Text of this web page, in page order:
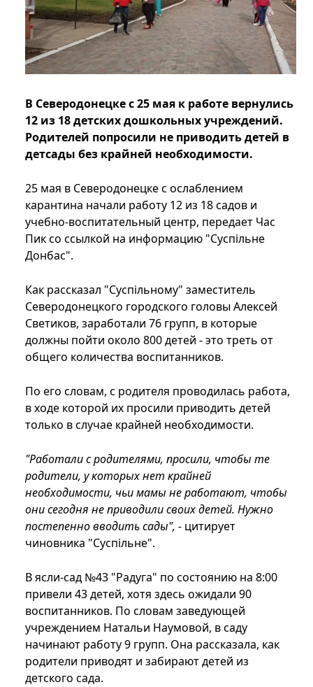
В Северодонецке с 25 мая к работе вернулись
12 из 18 детских дошкольных учреждений.
Родителей попросили не приводить детей в
детсады без крайней необходимости.
25 мая в Северодонецке с ослаблением
карантина начали работу 12 из 18 садов и
учебно-воспитательный центр, передает Час
Пик со ссылкой на информацию "Суспiльне
Донбас".
Как рассказал "Cуспiльному" заместитель
Северодонецкого городского головы Алексей
Светиков, заработали 76 групп, в которые
должны пойти около 800 детей - это треть от
общего количества воспитанников.
По его словам, с родителя проводилась работа,
в ходе которой их просили приводить детей
только в случае крайней необходимости.
"Работали с родителями, просили, чтобы те
родители, у которых нет крайней
необходимости, чьи мамы не работают, чтобы
они сегодня не приводили своих детей. Нужно
постепенно вводить сады", - цитирует
чиновника "Cуспiльне".
В ясли-сад №43 "Радуга" по состоянию на 8:00
привели 43 детей, хотя здесь ожидали 90
воспитанников. По словам заведующей
учреждением Натальи Наумовой, в саду
начинают работу 9 групп. Она рассказала, как
родители приводят и забирают детей из
детского сада.